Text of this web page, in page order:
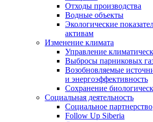
Отходы производства
Водные объекты
Экологические
активам
Изменение климата
Управление
Выбросы парниковых
Возобновляемые
и энергоэффективность
Сохранение
Социальная деятельность
Социальное партнерство
Follow Up Siberia